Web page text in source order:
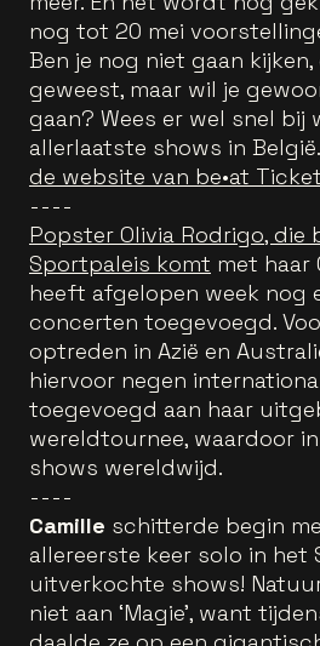
nog tot 20 mei
Ben je nog niet gaan
geweest, maar wil je
gaan? Wees er wel snel bij
allerlaatste shows in België.
de website van be•at
----
Popster Olivia Rodrigo, die
Sportpaleis komt met haar
heeft afgelopen week nog
concerten toegevoegd.
optreden in Azië en
hiervoor negen
toegevoegd aan haar
wereldtournee, waardoor
shows wereldwijd.
----
Camille schitterde begin
allereerste keer solo in het
uitverkochte shows!
niet aan ‘Magie’, want